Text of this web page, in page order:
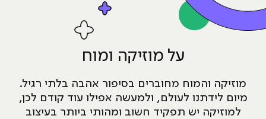
על מוזיקה ומוח
מוזיקה והמוח מחוברים בסיפור אהבה בלתי רגיל.
מיום לידתנו לעולם, ולמעשה אפילו עוד קודם לכן,
למוזיקה יש תפקיד חשוב ומהותי ביותר בעיצוב